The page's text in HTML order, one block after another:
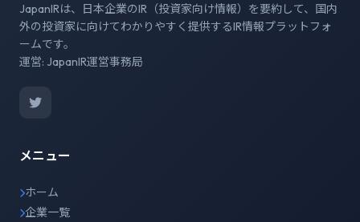
JapanIRは、日本企業のIR（投資家向け情報）を要約して、国内
外の投資家に向けてわかりやすく提供するIR情報プラットフォ
ームです。
運営: JapanIR運営事務局
メニュー
ホーム
企業一覧